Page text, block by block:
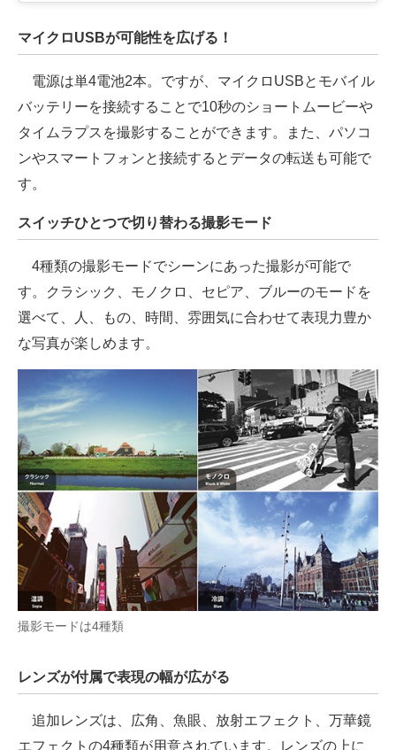
マイクロUSBが可能性を広げる！
電源は単4電池2本。ですが、マイクロUSBとモバイル
バッテリーを接続することで10秒のショートムービーや
タイムラプスを撮影することができます。また、パソコ
ンやスマートフォンと接続するとデータの転送も可能で
す。
スイッチひとつで切り替わる撮影モード
4種類の撮影モードでシーンにあった撮影が可能で
す。クラシック、モノクロ、セピア、ブルーのモードを
選べて、人、もの、時間、雰囲気に合わせて表現力豊か
な写真が楽しめます。
撮影モードは4種類
レンズが付属で表現の幅が広がる
追加レンズは、広角、魚眼、放射エフェクト、万華鏡
エフェクトの4種類が用意されています。レンズの上に